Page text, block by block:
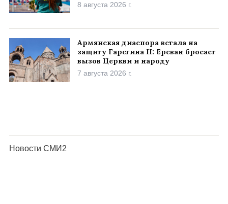
8 августа 2026 г.
Армянская диаспора встала на
защиту Гарегина II: Ереван бросает
вызов Церкви и народу
7 августа 2026 г.